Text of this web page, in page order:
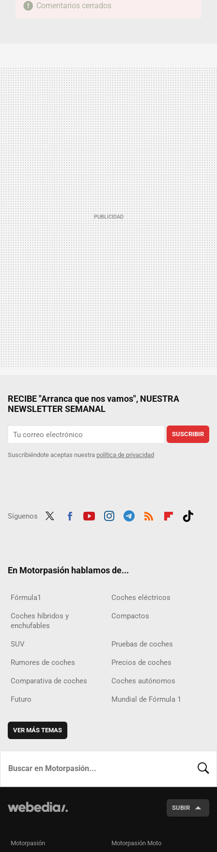
Comentarios cerrados
RECIBE "Arranca que nos vamos", NUESTRA
NEWSLETTER SEMANAL
SUSCRIBIR
Suscribiéndote aceptas nuestra política de privacidad
Síguenos
En Motorpasión hablamos de...
Fórmula1 Coches eléctricos
Coches híbridos y
enchufables
Compactos
SUV Pruebas de coches
Rumores de coches Precios de coches
Comparativa de coches Coches autónomos
Futuro Mundial de Fórmula 1
VER MÁS TEMAS
SUBIR
Motorpasión Motorpasión Moto